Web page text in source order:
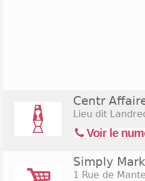
Centr
Lieu dit
Voir le
Simply
1 Rue de Mante